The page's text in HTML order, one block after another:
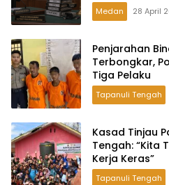
Medan 28 April
Penjarahan
Terbongkar,
Tiga Pelaku
Tapanuli Tengah
Kasad Tinjau
Tengah: “Kita
Kerja Keras”
Tapanuli Tengah